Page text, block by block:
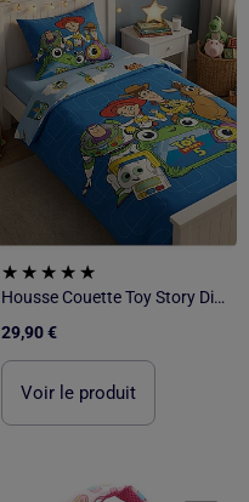
Housse Couette Toy Story Disney Pixar 140x200cm + Taie 65x65cm – Buzz Jessie – Polycoton – Licence O
29,90 €
Voir le produit